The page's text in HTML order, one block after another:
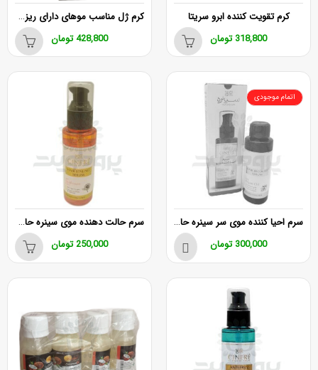
کرم تقویت کننده ابرو سریتا
318,800 تومان
کرم ژل مناسب موهای دارای ریزش سکه ای سریتا
428,800تومان
اتمام موجودی
سرم احیا کننده موی سر سینره حاوی روغن آرگان 100 میلی لیتر
300,000 تومان
سرم حالت دهنده موی سینره حاوی روغن آفتابگردان
250,000تومان